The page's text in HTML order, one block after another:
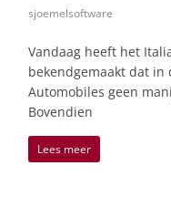
sjoemelsoftware
Vandaag heeft het
bekendgemaakt dat in
Automobiles geen
Bovendien
Lees meer